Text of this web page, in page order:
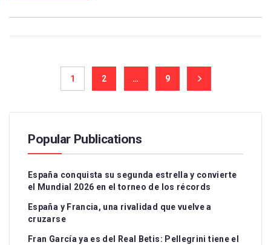
1 2 … 9
Popular Publications
España conquista su segunda estrella y convierte
el Mundial 2026 en el torneo de los récords
España y Francia, una rivalidad que vuelve a
cruzarse
Fran García ya es del Real Betis: Pellegrini tiene el